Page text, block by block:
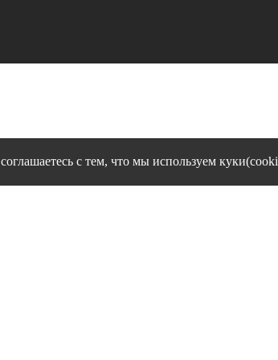
с тем, что мы используем